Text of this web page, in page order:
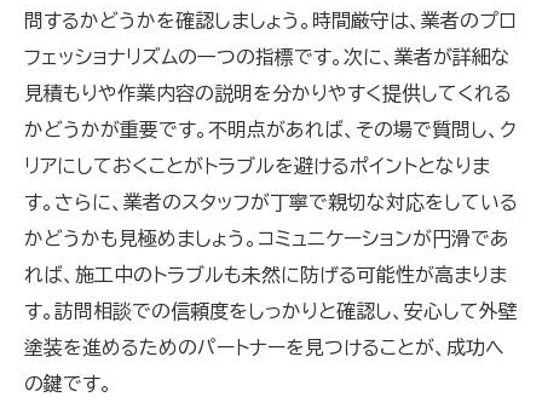
問するかどうかを確認しましょう。時間厳守は、業者のプロ
フェッショナリズムの一つの指標です。次に、業者が詳細な
見積もりや作業内容の説明を分かりやすく提供してくれる
かどうかが重要です。不明点があれば、その場で質問し、ク
リアにしておくことがトラブルを避けるポイントとなりま
す。さらに、業者のスタッフが丁寧で親切な対応をしている
かどうかも見極めましょう。コミュニケーションが円滑であ
れば、施工中のトラブルも未然に防げる可能性が高まりま
す。訪問相談での信頼度をしっかりと確認し、安心して外壁
塗装を進めるためのパートナーを見つけることが、成功へ
の鍵です。